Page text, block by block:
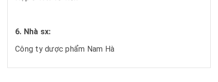
6. Nhà sx:
Công ty dược phẩm Nam Hà